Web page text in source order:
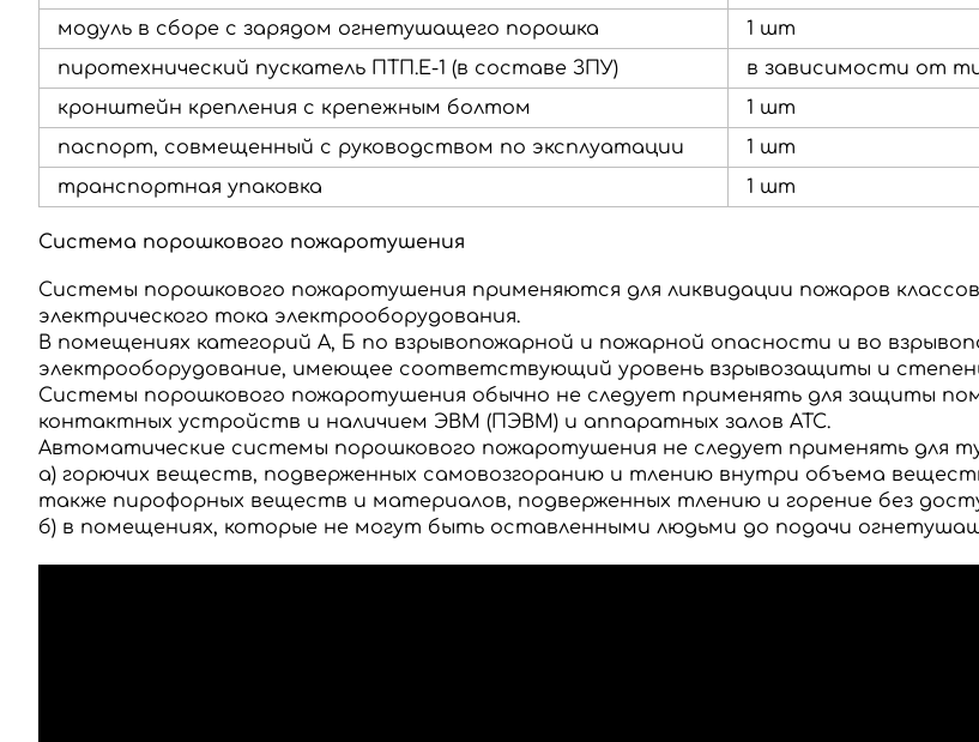
модуль в сборе с зарядом огнетушащего порошка
1 шт
пиротехнический пускатель ПТП.Е-1 (в составе ЗПУ)
в зависимости от
кронштейн крепления с крепежным болтом
1 шт
паспорт, совмещенный с руководством по эксплуатации
1 шт
транспортная упаковка
1 шт
Система порошкового пожаротушения
Системы порошкового пожаротушения применяются для ликвидации пожаров
электрического тока электрооборудования.
В помещениях категорий А, Б по взрывопожарной и пожарной опасности и во
электрооборудование, имеющее соответствующий уровень взрывозащиты и
Системы порошкового пожаротушения обычно не следует применять для защиты
контактных устройств и наличием ЭВМ (ПЭВМ) и аппаратных залов АТС.
Автоматические системы порошкового пожаротушения не следует применять для
а) горючих веществ, подверженных самовозгоранию и тлению внутри объема
также пирофорных веществ и материалов, подверженных тлению и горение без
б) в помещениях, которые не могут быть оставленными людьми до подачи